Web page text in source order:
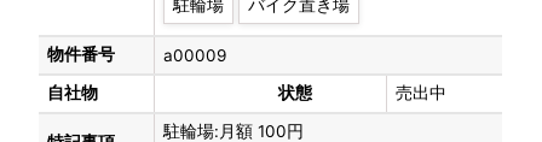
物件番号
a00009
自社物
状態 売出中
駐輪場:月額 100円